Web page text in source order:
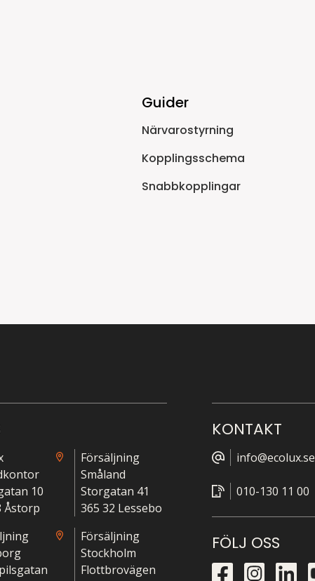
Guider
Närvarostyrning
Kopplingsschema
Snabbkopplingar
10
Åstorp
Försäljning
Småland
Storgatan 41
365 32 Lessebo
Försäljning
Stockholm
Flottbrovägen
KONTAKT
info@ecolux.se
010-130 11 00
FÖLJ OSS